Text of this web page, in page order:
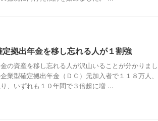
拠出年金を移し忘れる人が１割強
の資産を移し忘れる人が沢山いることが分かりまし
業型確定拠出年金（ＤＣ）元加入者で１１８万人、
、いずれも１０年間で３倍超に増 ...